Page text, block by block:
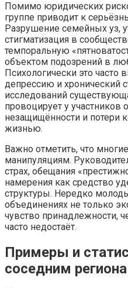
Помимо юридических
группе приводит к
Разрушение семейных уз,
стигматизация в
темпоральную
объектом подозрений в
Психологически это часто
депрессию и хронический
исследований
провоцирует у
незащищённости и потери
жизнью.
Важно отметить, что
манипуляциям.
страх, обещания
намерения как средство
структуры. Нередко
объединениях не только
чувство принадлежности,
часто недостаёт.
Примеры и
соседним